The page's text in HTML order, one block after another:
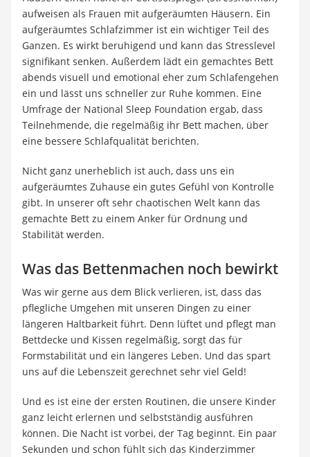
aufweisen als Frauen mit aufgeräumten Häusern. Ein
aufgeräumtes Schlafzimmer ist ein wichtiger Teil des
Ganzen. Es wirkt beruhigend und kann das Stresslevel
signifikant senken. Außerdem lädt ein gemachtes Bett
abends visuell und emotional eher zum Schlafengehen
ein und lässt uns schneller zur Ruhe kommen. Eine
Umfrage der National Sleep Foundation ergab, dass
Teilnehmende, die regelmäßig ihr Bett machen, über
eine bessere Schlafqualität berichten.
Nicht ganz unerheblich ist auch, dass uns ein
aufgeräumtes Zuhause ein gutes Gefühl von Kontrolle
gibt. In unserer oft sehr chaotischen Welt kann das
gemachte Bett zu einem Anker für Ordnung und
Stabilität werden.
Was das Bettenmachen noch bewirkt
Was wir gerne aus dem Blick verlieren, ist, dass das
pflegliche Umgehen mit unseren Dingen zu einer
längeren Haltbarkeit führt. Denn lüftet und pflegt man
Bettdecke und Kissen regelmäßig, sorgt das für
Formstabilität und ein längeres Leben. Und das spart
uns auf die Lebenszeit gerechnet sehr viel Geld!
Und es ist eine der ersten Routinen, die unsere Kinder
ganz leicht erlernen und selbstständig ausführen
können. Die Nacht ist vorbei, der Tag beginnt. Ein paar
Sekunden und schon fühlt sich das Kinderzimmer